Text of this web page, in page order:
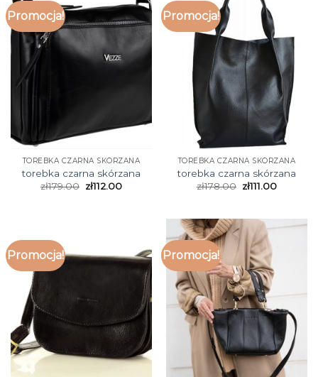
Promocja!
TOREBKA CZARNA SKÓRZANA
torebka czarna skórzana
zł179.00 zł112.00
Promocja!
TOREBKA CZARNA SKÓRZANA
torebka czarna skórzana
zł178.00 zł111.00
Promocja! Promocja!